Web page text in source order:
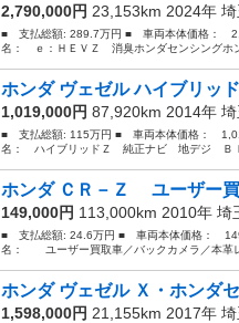
2,790,000円 23,153km 2024年 埼
■ 支払総額: 289.7万円 ■ 車両本体価格：
名： ｅ：ＨＥＶＺ 消臭ホンダセンシングホ
ホンダ ヴェゼル ハイブリ
1,019,000円 87,920km 2014年 埼
■ 支払総額: 115万円 ■ 車両本体価格：
名： ハイブリッドＺ 純正ナビ 地デジ Ｂ
ホンダ ＣＲ－Ｚ ユーザー買
149,000円 113,000km 2010年 埼
■ 支払総額: 24.6万円 ■ 車両本体価格：
名： ユーザー買取車／バックカメラ／本革レ
ホンダ ヴェゼル Ｘ・ホンダ
1,598,000円 21,155km 2017年 埼